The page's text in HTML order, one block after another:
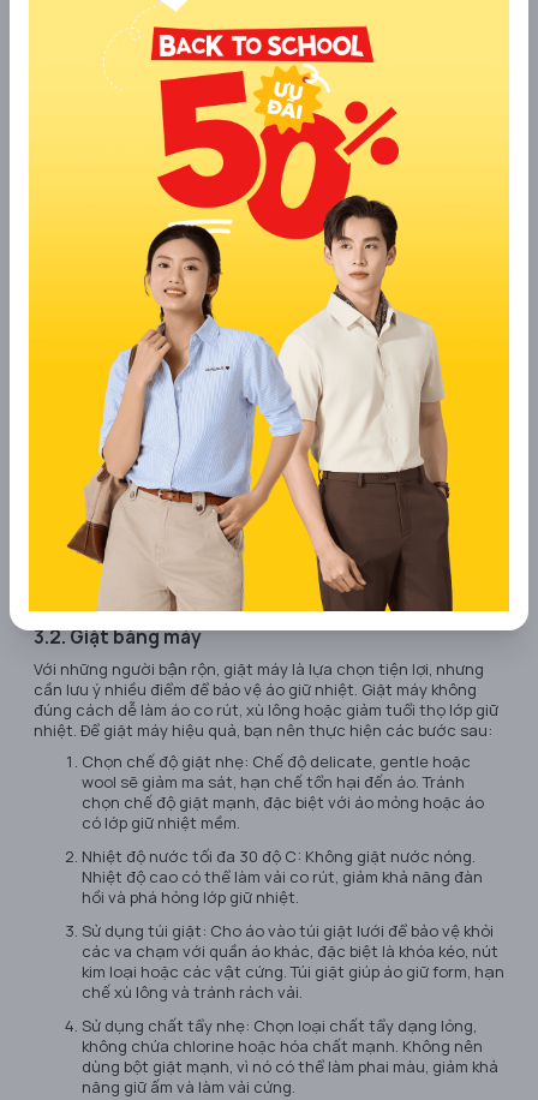
Xả sạch bằng nước lạnh: Xả cho đến khi nước trong và
hết bọt. Việc này giúp loại bỏ hoàn toàn chất tẩy, tránh
làm da kích ứng nếu mặc ngay sau khi giặt.
Loại bỏ nước thừa bằng tay: Không vắt mạnh, vì điều
này sẽ làm áo bị nhăn, co rút hoặc mất form. Chỉ cần ép
nhẹ bằng tay để loại bỏ nước thừa, hoặc lăn áo trong
khăn khô để thấm bớt nước mà không làm hư hại lớp giữ
Giặt tay tuy tốn thời gian hơn giặt máy, nhưng là cách tối ưu
để duy trì áo giữ nhiệt mềm mại, form chuẩn và khả năng giữ
3.2. Giặt bằng máy
Với những người bận rộn, giặt máy là lựa chọn tiện lợi, nhưng
cần lưu ý nhiều điểm để bảo vệ áo giữ nhiệt. Giặt máy không
đúng cách dễ làm áo co rút, xù lông hoặc giảm tuổi thọ lớp giữ
nhiệt. Để giặt máy hiệu quả, bạn nên thực hiện các bước sau:
Chọn chế độ giặt nhẹ: Chế độ delicate, gentle hoặc
wool sẽ giảm ma sát, hạn chế tổn hại đến áo. Tránh
chọn chế độ giặt mạnh, đặc biệt với áo mỏng hoặc áo
có lớp giữ nhiệt mềm.
Nhiệt độ nước tối đa 30 độ C: Không giặt nước nóng.
Nhiệt độ cao có thể làm vải co rút, giảm khả năng đàn
hồi và phá hỏng lớp giữ nhiệt.
Sử dụng túi giặt: Cho áo vào túi giặt lưới để bảo vệ khỏi
các va chạm với quần áo khác, đặc biệt là khóa kéo, nút
kim loại hoặc các vật cứng. Túi giặt giúp áo giữ form, hạn
chế xù lông và tránh rách vải.
Sử dụng chất tẩy nhẹ: Chọn loại chất tẩy dạng lỏng,
không chứa chlorine hoặc hóa chất mạnh. Không nên
dùng bột giặt mạnh, vì nó có thể làm phai màu, giảm khả
năng giữ ấm và làm vải cứng.